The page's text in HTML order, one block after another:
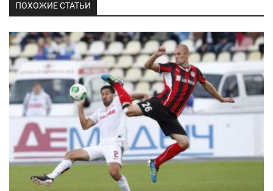
ПОХОЖИЕ СТАТЬИ